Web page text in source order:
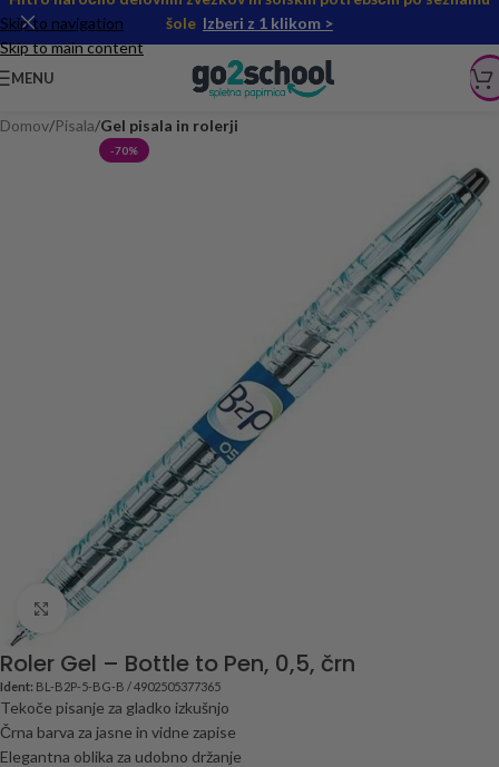
Skip to navigation
Skip to main content
šole Izberi z 1 klikom >
MENU
Domov Pisala Gel pisala in rolerji
-70%
Click to enlarge
Roler Gel – Bottle to Pen, 0,5, črn
Ident: BL-B2P-5-BG-B / 4902505377365
Tekoče pisanje za gladko izkušnjo
Črna barva za jasne in vidne zapise
Elegantna oblika za udobno držanje